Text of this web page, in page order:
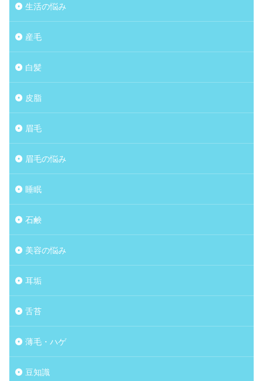
生活の悩み
産毛
白髪
皮脂
眉毛
眉毛の悩み
睡眠
石鹸
美容の悩み
耳垢
舌苔
薄毛・ハゲ
豆知識